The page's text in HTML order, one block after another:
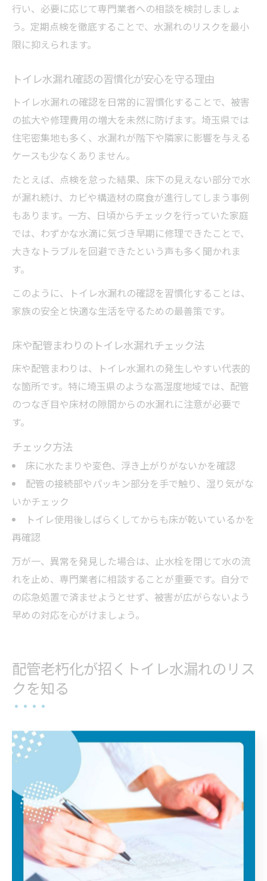
行い、必要に応じて専門業者への相談を検討しましょ
う。定期点検を徹底することで、水漏れのリスクを最小
限に抑えられます。
トイレ水漏れ確認の習慣化が安心を守る理由
トイレ水漏れの確認を日常的に習慣化することで、被害
の拡大や修理費用の増大を未然に防げます。埼玉県では
住宅密集地も多く、水漏れが階下や隣家に影響を与える
ケースも少なくありません。
たとえば、点検を怠った結果、床下の見えない部分で水
が漏れ続け、カビや構造材の腐食が進行してしまう事例
もあります。一方、日頃からチェックを行っていた家庭
では、わずかな水滴に気づき早期に修理できたことで、
大きなトラブルを回避できたという声も多く聞かれま
す。
このように、トイレ水漏れの確認を習慣化することは、
家族の安全と快適な生活を守るための最善策です。
床や配管まわりのトイレ水漏れチェック法
床や配管まわりは、トイレ水漏れの発生しやすい代表的
な箇所です。特に埼玉県のような高湿度地域では、配管
のつなぎ目や床材の隙間からの水漏れに注意が必要で
す。
チェック方法
床に水たまりや変色、浮き上がりがないかを確認
配管の接続部やパッキン部分を手で触り、湿り気がな
いかチェック
トイレ使用後しばらくしてからも床が乾いているかを
再確認
万が一、異常を発見した場合は、止水栓を閉じて水の流
れを止め、専門業者に相談することが重要です。自分で
の応急処置で済ませようとせず、被害が広がらないよう
早めの対応を心がけましょう。
配管老朽化が招くトイレ水漏れのリス
クを知る
配管老朽化がもたらすトイレ水漏れ原因と対策
埼玉県の住宅では、気候特有の高湿度や寒暖差が配管の
老朽化を早める要因となっています。配管の経年劣化に
より、パッキンや継ぎ目からの水漏れが発生しやすくな
り、トイレ水漏れのリスクが高まるのが特徴です。
特に築年数が20年以上経過している場合、配管内部のサ
ビや腐食が進行し、目に見えない部分でトラブルが進ん